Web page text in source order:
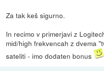
Za tak keš sigurno.
In recimo v primerjavi z
mid/high frekvencah z dvema
sateliti - imo dodaten bonus